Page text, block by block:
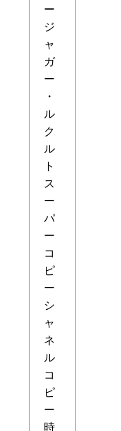
ー
ジ
ャ
ガ
ー
・
ル
ク
ル
ト
ス
ー
パ
ー
コ
ピ
ー
シ
ャ
ネ
ル
コ
ピ
ー
時